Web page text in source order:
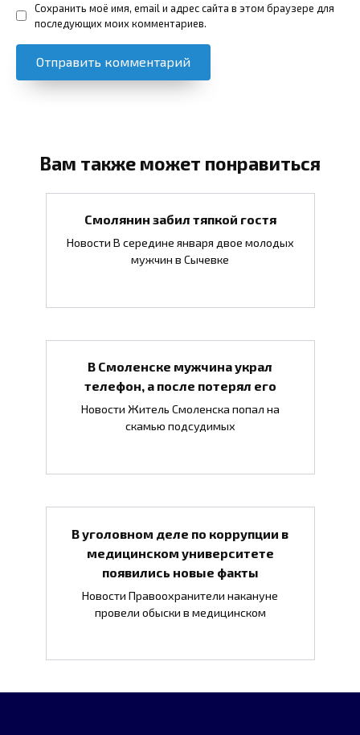
Сохранить моё имя, email и адрес сайта в этом браузере для
последующих моих комментариев.
Вам также может понравиться
Смолянин забил тяпкой гостя
Новости В середине января двое молодых
мужчин в Сычевке
В Смоленске мужчина украл
телефон, а после потерял его
Новости Житель Смоленска попал на
скамью подсудимых
В уголовном деле по коррупции в
медицинском университете
появились новые факты
Новости Правоохранители накануне
провели обыски в медицинском